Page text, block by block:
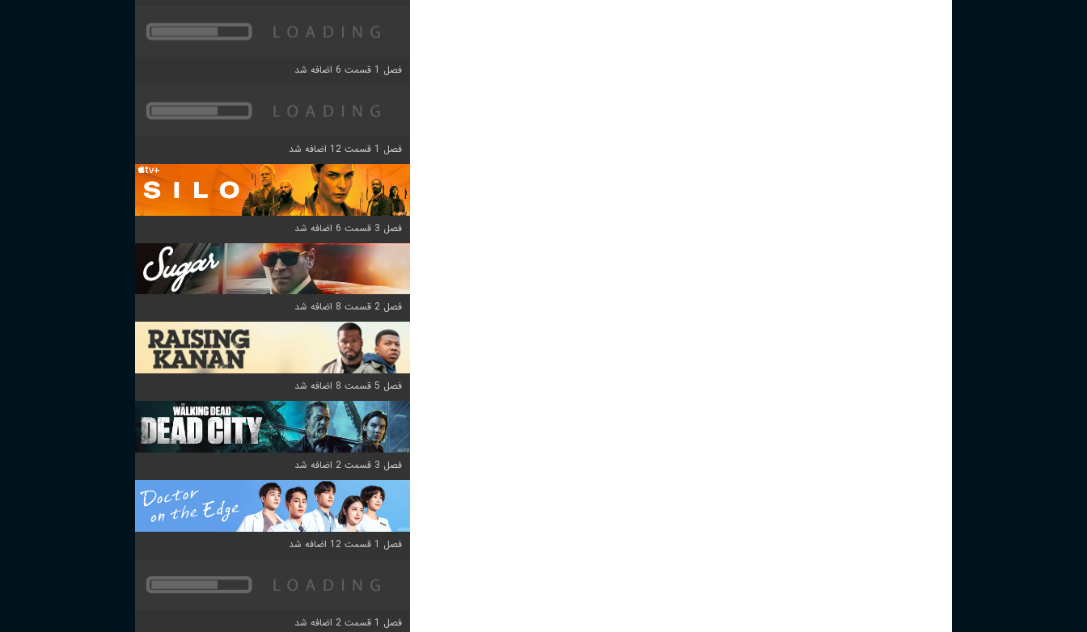
فصل 1 قسمت 6 اضافه شد
فصل 1 قسمت 12 اضافه شد
فصل 3 قسمت 6 اضافه شد
فصل 2 قسمت 8 اضافه شد
فصل 5 قسمت 8 اضافه شد
فصل 3 قسمت 2 اضافه شد
فصل 1 قسمت 12 اضافه شد
فصل 1 قسمت 2 اضافه شد